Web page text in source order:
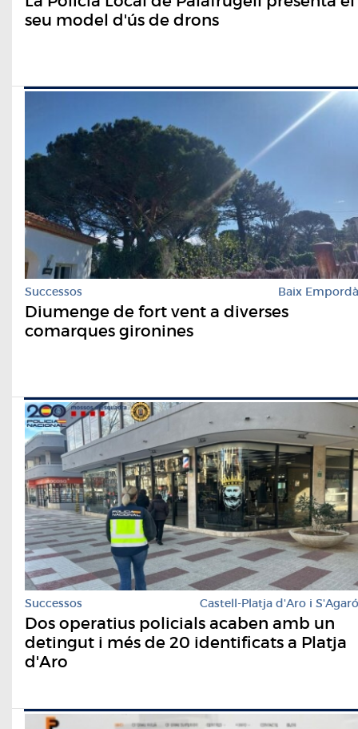
seu model d'ús de drons
Successos Baix Empordà
Diumenge de fort vent a diverses
comarques gironines
Successos Castell-Platja d'Aro i S'Agaró
Dos operatius policials acaben amb un
detingut i més de 20 identificats a Platja
d'Aro